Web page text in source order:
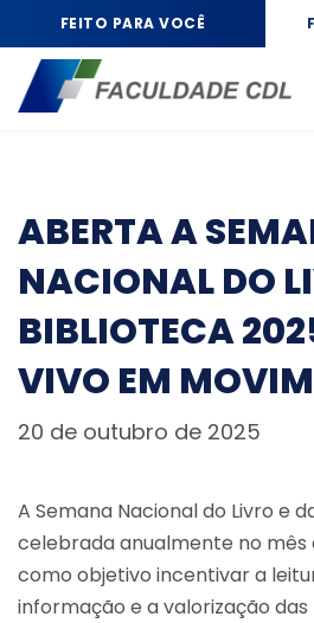
FEITO PARA VOCÊ
ABERTA A
NACIONAL DO
BIBLIOTECA
VIVO EM
20 de outubro de 2025
A Semana Nacional do Livro e
celebrada anualmente no
como objetivo incentivar a
informação e a valorização